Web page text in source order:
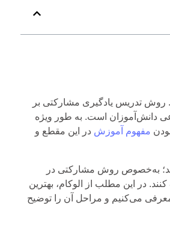
تدریس یادگیری مشارکتی بر
دانش‌آموزان است. به طور ویژه
مفهوم آموزش در این مقطع و
به‌خصوص روش مشارکتی در
در این مطلب از الوکام، بهترین
می‌کنیم و مراحل آن را توضیح